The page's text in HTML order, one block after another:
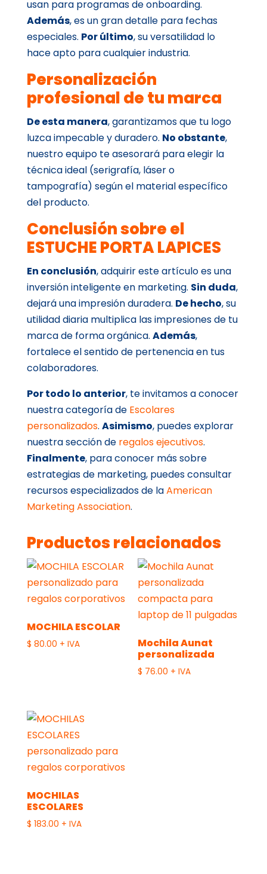
usan para programas de onboarding.
Además, es un gran detalle para fechas
especiales. Por último, su versatilidad lo
hace apto para cualquier industria.
Personalización
profesional de tu marca
De esta manera, garantizamos que tu logo
luzca impecable y duradero. No obstante,
nuestro equipo te asesorará para elegir la
técnica ideal (serigrafía, láser o
tampografía) según el material específico
del producto.
Conclusión sobre el
ESTUCHE PORTA LAPICES
En conclusión, adquirir este artículo es una
inversión inteligente en marketing. Sin duda,
dejará una impresión duradera. De hecho, su
utilidad diaria multiplica las impresiones de tu
marca de forma orgánica. Además,
fortalece el sentido de pertenencia en tus
colaboradores.
Por todo lo anterior, te invitamos a conocer
nuestra categoría de Escolares
personalizados. Asimismo, puedes explorar
nuestra sección de regalos ejecutivos.
Finalmente, para conocer más sobre
estrategias de marketing, puedes consultar
recursos especializados de laAmerican
Marketing Association.
Productos relacionados
MOCHILA ESCOLAR
$ 80.00 + IVA
Mochila Aunat
personalizada
$ 76.00 + IVA
MOCHILAS
ESCOLARES
$ 183.00 + IVA